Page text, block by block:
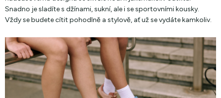
Snadno je sladíte s džínami, sukní, ale i se sportovními kousky.
Vždy se budete cítit pohodlně a stylově, ať už se vydáte kamkoliv.